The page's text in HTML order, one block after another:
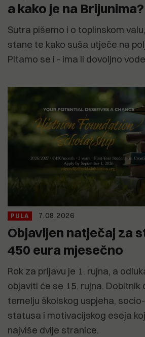
a kako je na Brijunima?
Sutra pišemo i o toplinskom
stane te kako suša utječe na
PItamo se i - ima li dovoljno
PULA 7.08.2026
Objavljen natječaj za
450 eura mjesečno
Rok za prijavu je 1. rujna, a
objaviti će se 15. rujna. Dobitnik
temelju školskog uspjeha,
statusa i motivacijskog eseja
najviše dvije stranice.